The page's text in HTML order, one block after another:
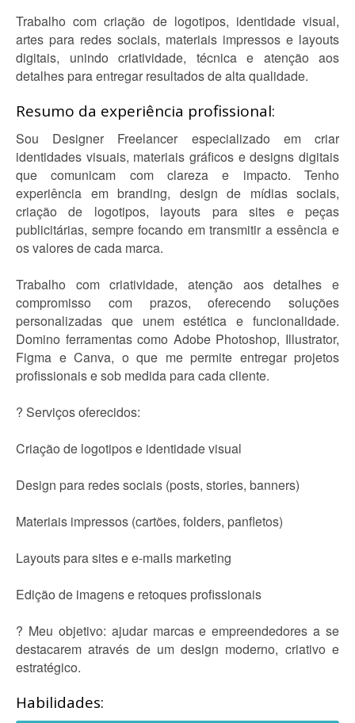
Trabalho com criação de logotipos, identidade visual,
artes para redes sociais, materiais impressos e layouts
digitais, unindo criatividade, técnica e atenção aos
detalhes para entregar resultados de alta qualidade.
Resumo da experiência profissional:
Sou Designer Freelancer especializado em criar
identidades visuais, materiais gráficos e designs digitais
que comunicam com clareza e impacto. Tenho
experiência em branding, design de mídias sociais,
criação de logotipos, layouts para sites e peças
publicitárias, sempre focando em transmitir a essência e
os valores de cada marca.
Trabalho com criatividade, atenção aos detalhes e
compromisso com prazos, oferecendo soluções
personalizadas que unem estética e funcionalidade.
Domino ferramentas como Adobe Photoshop, Illustrator,
Figma e Canva, o que me permite entregar projetos
profissionais e sob medida para cada cliente.
? Serviços oferecidos:
Criação de logotipos e identidade visual
Design para redes sociais (posts, stories, banners)
Materiais impressos (cartões, folders, panfletos)
Layouts para sites e e-mails marketing
Edição de imagens e retoques profissionais
? Meu objetivo: ajudar marcas e empreendedores a se
destacarem através de um design moderno, criativo e
estratégico.
Habilidades: